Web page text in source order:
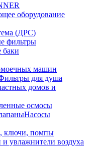
оборудование
(ДРС)
фильтры
баки
машин
для душа
домов и
осмосы
Насосы
ключи, помпы
увлажнители воздуха